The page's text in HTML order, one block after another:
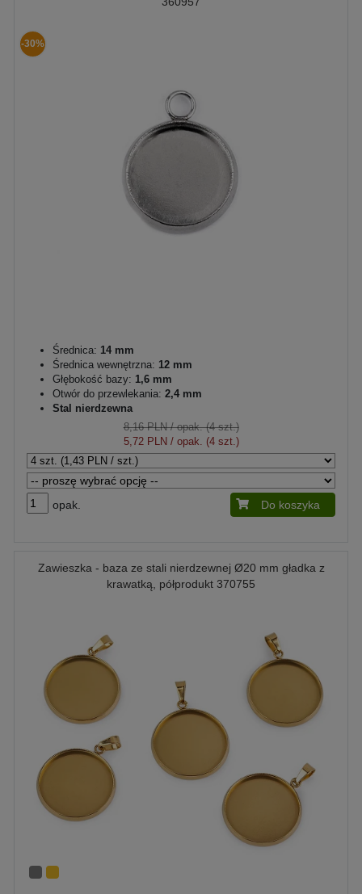
-30%
Średnica: 14 mm
Średnica wewnętrzna: 12 mm
Głębokość bazy: 1,6 mm
Otwór do przewlekania: 2,4 mm
Stal nierdzewna
8,16 PLN/ opak. (4 szt.)
5,72 PLN/ opak. (4 szt.)
opak. Do koszyka
Zawieszka - baza ze stali nierdzewnej Ø20 mm gładka z
krawatką, półprodukt 370755